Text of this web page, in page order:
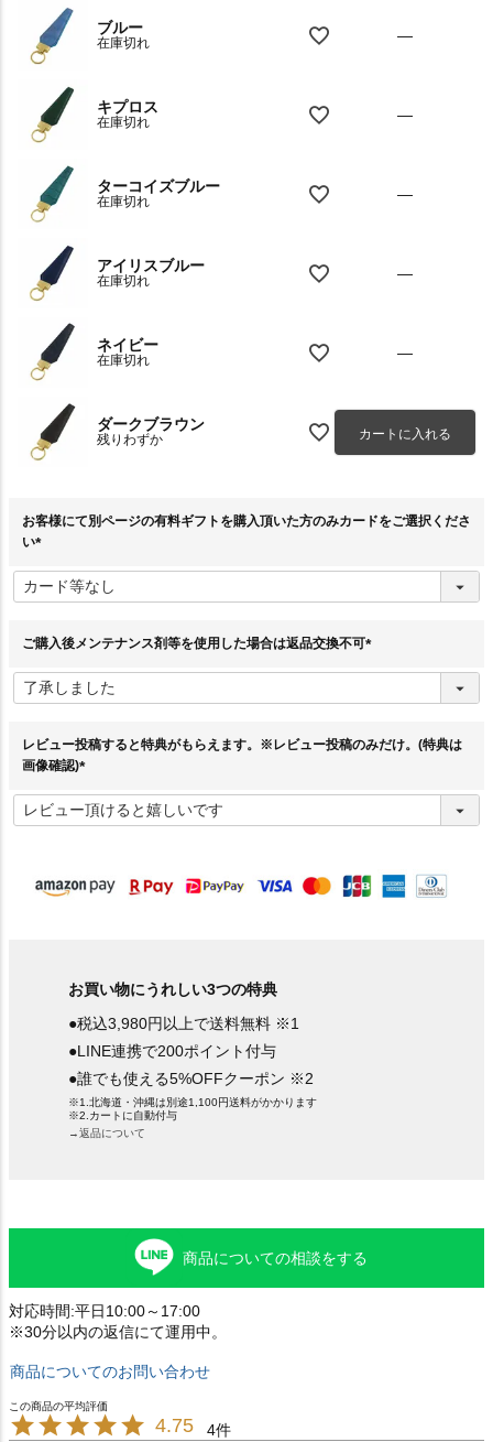
ブルー
在庫切れ —
キプロス
在庫切れ —
ターコイズブルー
在庫切れ —
アイリスブルー
在庫切れ —
ネイビー
在庫切れ —
ダークブラウン
残りわずか カートに入れる
お客様にて別ページの有料ギフトを購入頂いた方のみカードをご選択くださ
い
必
須
ご購入後メンテナンス剤等を使用した場合は返品交換不可
須
レビュー投稿すると特典がもらえます。※レビュー投稿のみだけ。(特典は
画像確認)
必
須
お買い物にうれしい3つの特典
●税込3,980円以上で送料無料 ※1
●LINE連携で200ポイント付与
●誰でも使える5%OFFクーポン ※2
※1.北海道・沖縄は別途1,100円送料がかかります
※2.カートに自動付与
→返品について
商品についての相談をする
対応時間:平日10:00～17:00
※30分以内の返信にて運用中。
商品についてのお問い合わせ
4.75 4